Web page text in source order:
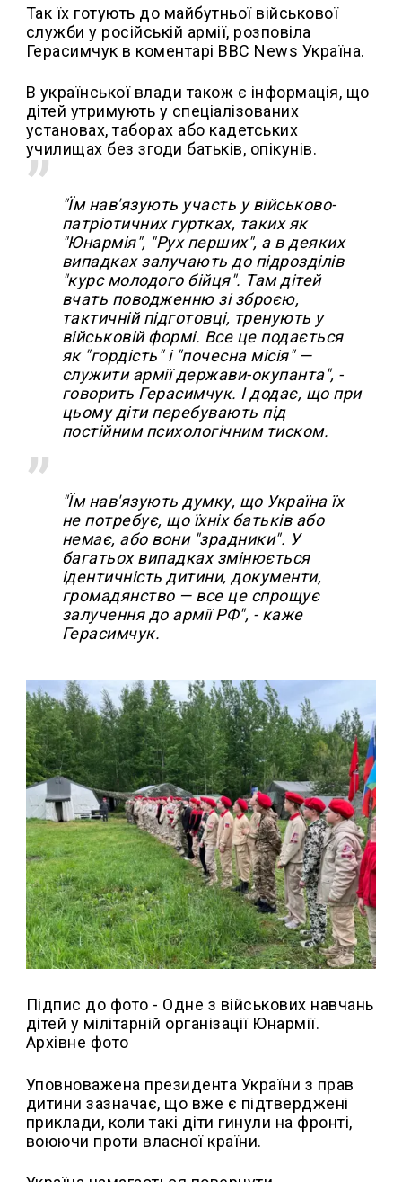
Так їх готують до майбутньої військової
служби у російській армії, розповіла
Герасимчук в коментарі ВВС News Україна.
В української влади також є інформація, що
дітей утримують у спеціалізованих
установах, таборах або кадетських
училищах без згоди батьків, опікунів.
"Їм нав'язують участь у військово-
патріотичних гуртках, таких як
"Юнармія", "Рух перших", а в деяких
випадках залучають до підрозділів
"курс молодого бійця". Там дітей
вчать поводженню зі зброєю,
тактичній підготовці, тренують у
військовій формі. Все це подається
як "гордість" і "почесна місія" —
служити армії держави-окупанта", -
говорить Герасимчук. І додає, що при
цьому діти перебувають під
постійним психологічним тиском.
"Їм нав'язують думку, що Україна їх
не потребує, що їхніх батьків або
немає, або вони "зрадники". У
багатьох випадках змінюється
ідентичність дитини, документи,
громадянство — все це спрощує
залучення до армії РФ", - каже
Герасимчук.
Підпис до фото - Одне з військових навчань
дітей у мілітарній організації Юнармії.
Архівне фото
Уповноважена президента України з прав
дитини зазначає, що вже є підтверджені
приклади, коли такі діти гинули на фронті,
воюючи проти власної країни.